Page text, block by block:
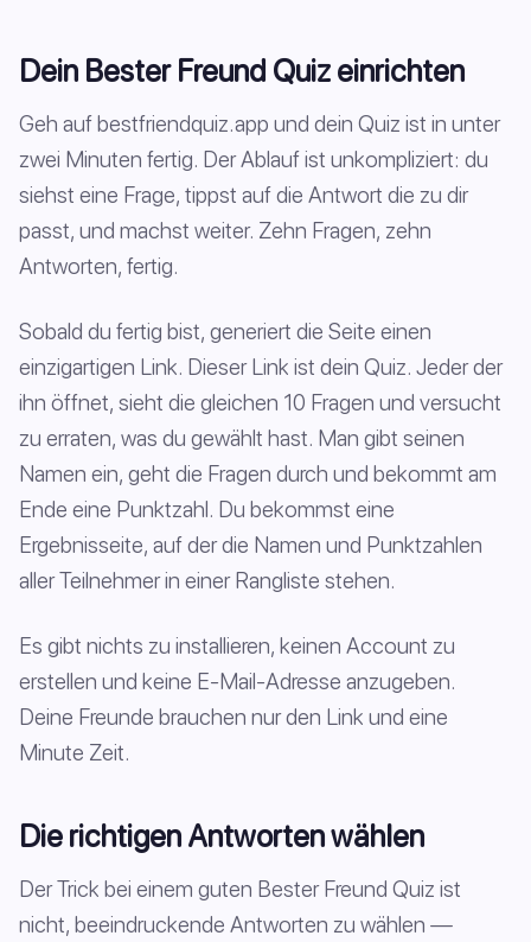
Dein Bester Freund Quiz einrichten
Geh auf bestfriendquiz.app und dein Quiz ist in unter
zwei Minuten fertig. Der Ablauf ist unkompliziert: du
siehst eine Frage, tippst auf die Antwort die zu dir
passt, und machst weiter. Zehn Fragen, zehn
Antworten, fertig.
Sobald du fertig bist, generiert die Seite einen
einzigartigen Link. Dieser Link ist dein Quiz. Jeder der
ihn öffnet, sieht die gleichen 10 Fragen und versucht
zu erraten, was du gewählt hast. Man gibt seinen
Namen ein, geht die Fragen durch und bekommt am
Ende eine Punktzahl. Du bekommst eine
Ergebnisseite, auf der die Namen und Punktzahlen
aller Teilnehmer in einer Rangliste stehen.
Es gibt nichts zu installieren, keinen Account zu
erstellen und keine E-Mail-Adresse anzugeben.
Deine Freunde brauchen nur den Link und eine
Minute Zeit.
Die richtigen Antworten wählen
Der Trick bei einem guten Bester Freund Quiz ist
nicht, beeindruckende Antworten zu wählen —